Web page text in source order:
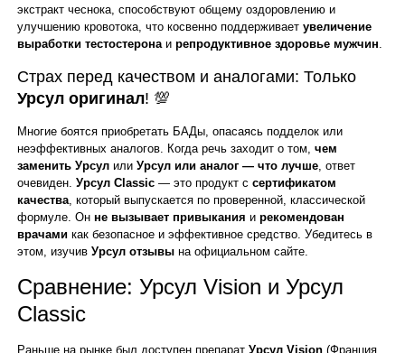
экстракт чеснока, способствуют общему оздоровлению и
улучшению кровотока, что косвенно поддерживаетувеличение
выработки тестостерона ирепродуктивное здоровье мужчин
Страх перед качеством и аналогами: Только
Урсул оригинал! 💯
Многие боятся приобретать БАДы, опасаясь подделок или
неэффективных аналогов. Когда речь заходит о том,чем
заменить Урсул илиУрсул или аналог — что лучше , ответ
очевиден.Урсул Classic — это продукт ссертификатом
качества , который выпускается по проверенной, классической
формуле. Онне вызывает привыкания ирекомендован
врачами как безопасное и эффективное средство. Убедитесь в
этом, изучивУрсул отзывы на официальном сайте.
Сравнение: Урсул Vision и Урсул
Classic
Раньше на рынке был доступен препаратУрсул Vision (Франция,